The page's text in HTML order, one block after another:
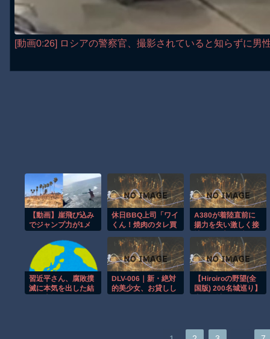
[動画0:26] ロシアの警察官、撮影されていると知らずに男
【動画】崖飛び込み
でジャンプ力が1メ
男の悲劇。
休日BBQ上司「ワイ
くん！焼肉のタレ買
ワイ「！！？」
A380が着陸直前に
揚力を失い激しく接
間！！
習近平さん、腐敗撲
滅に本気を出した結
DLV-006｜新・絶対
的美少女、お貸しし
【Hiroiroの野望(全
国版) 200名城巡り】